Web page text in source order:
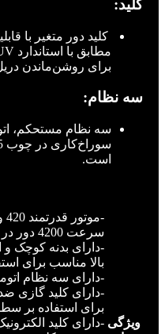
کلید:
کلید دور متغیر با
برای روشن‌ماندن
سه نظام:
است.
ویژگی
سرعت 4200 دور در دقیقه برای بهترین عملکرد
-دارای بدنه کوچک
بالا مناسب برای
-دارای سه نظام اتوماتیک 10
-دارای کلید گازی
برای استفاده بر
-دارای کلید